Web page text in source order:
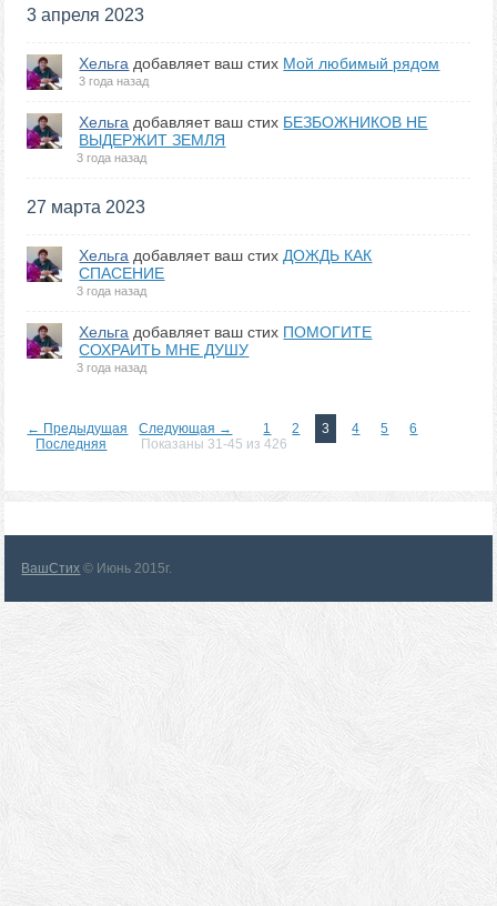
3 апреля 2023
Хельга добавляет ваш стих Мой любимый рядом
3 года назад
Хельга добавляет ваш стих БЕЗБОЖНИКОВ НЕ
ВЫДЕРЖИТ ЗЕМЛЯ
3 года назад
27 марта 2023
Хельга добавляет ваш стихДОЖДЬ КАК
СПАСЕНИЕ
3 года назад
Хельга добавляет ваш стих ПОМОГИТЕ
СОХРАИТЬ МНЕ ДУШУ
3 года назад
← Предыдущая Следующая → 1 2 3 4 5
6
Последняя
Показаны 31-45 из 426
ВашСтих © Июнь 2015г.